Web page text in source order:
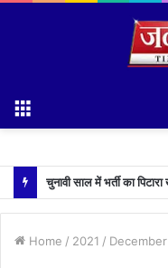
Home / 2021 / December